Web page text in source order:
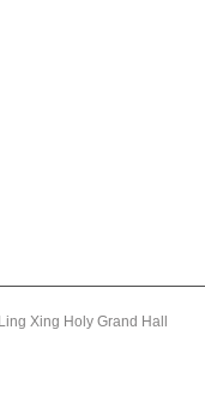
Xing Holy Grand Hall